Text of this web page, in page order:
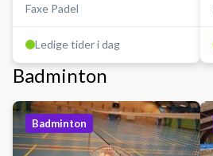
udendørs
Faxe Padel
Ledige tider i dag
Badminton
Badminton